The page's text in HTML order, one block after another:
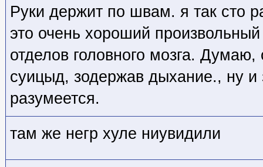
Руки держит по швам. я так сто
это очень хороший
отделов головного мозга.
суицыд, зодержав дыхание., ну и
разумеется.
там же негр хуле ниувидили